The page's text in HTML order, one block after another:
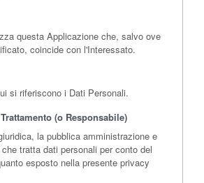
questa Applicazione che, salvo ove
coincide con l'Interessato.
si riferiscono i Dati Personali.
(o Responsabile)
la pubblica amministrazione e
tratta dati personali per conto del
esposto nella presente privacy